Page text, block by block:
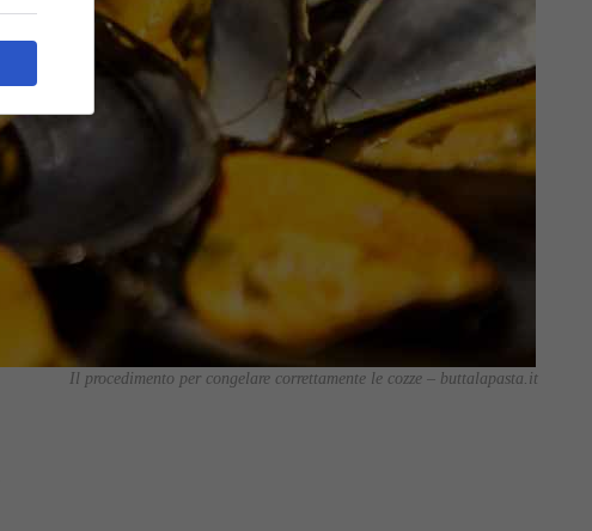
Il procedimento per congelare correttamente le cozze – buttalapasta.it